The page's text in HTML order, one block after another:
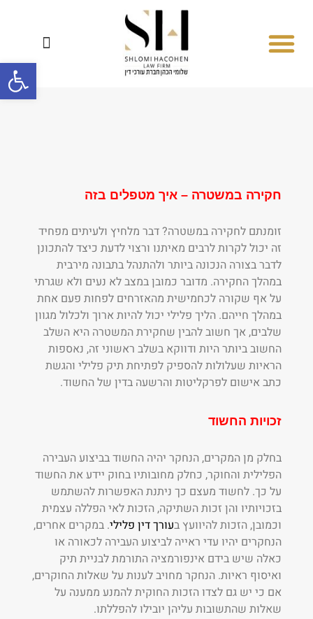
חקירה במשטרה – איך מטפלים בזה
זומנתם לחקירה במשטרה? דבר מלחיץ ולעיתים מפחיד
זה יכול לקרות לרבים מאיתנו ורצוי לדעת כיצד להתכונן
לדבר בצורה הנכונה ביותר ולהתנהל בתבונה מירבית
במהלך החקירה. מדובר כמובן במצב לא נעים ולא שגרתי
על אף שקורה לכחמישית מהאזרחים לפחות פעם אחת
במהלך חייהם. הליך פלילי יכול להיות ארוך ולכלול מגוון
שלבים, אך חשוב להבין שחקירת המשטרה היא השלב
החשוב ביותר היות ודווקא בשלב ראשוני זה, נאספות
הראיות שעלולות להספיק לפתיחת תיק פלילי והגשת
כתב אישום לפרקליטות והרשעה בדין של החשוד.
זכויות החשוד
בחלק מן המקרים, הנחקר יהיה החשוד בביצוע העבירה
הפלילית והחוקר, כחלק מחובותיו בחוק יידע את החשוד
על כך. לחשוד מעצם כך ניתנת האפשרות להשתמש
בזכויותיו והן זכות השתיקה, הזכות לאי הפללה עצמית
וכמובן, הזכות להיוועץ בעורך דין פלילי. במקרים אחרים,
הנחקרים יהיו עדי ראייה לביצוע העבירה לכאורה או
כאלה שיש בידם אינפורמציה התורמת לבניית תיק
ואיסוף ראיות. הנחקר מחויב לענות על שאלות החוקרים,
אם כי יש גם לצדו הזכות החוקית להמנע ממענה על
שאלות שהתשובות עליהן יובילו להפללתו.
פתח